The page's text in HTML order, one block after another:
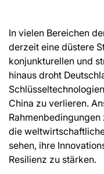
In vielen Bereichen
derzeit eine düstere
konjunkturellen und
hinaus droht
China zu verlieren.
die
sehen, ihre
Resilienz zu stärken.